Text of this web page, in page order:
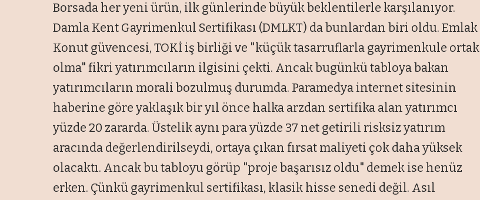
Borsada her yeni ürün, ilk günlerinde büyük beklentilerle karşılanıyor.
Damla Kent Gayrimenkul Sertifikası (DMLKT) da bunlardan biri oldu. Emlak
Konut güvencesi, TOKİ iş birliği ve "küçük tasarruflarla gayrimenkule ortak
olma" fikri yatırımcıların ilgisini çekti. Ancak bugünkü tabloya bakan
yatırımcıların morali bozulmuş durumda. Paramedya internet sitesinin
haberine göre yaklaşık bir yıl önce halka arzdan sertifika alan yatırımcı
yüzde 20 zararda. Üstelik aynı para yüzde 37 net getirili risksiz yatırım
aracında değerlendirilseydi, ortaya çıkan fırsat maliyeti çok daha yüksek
olacaktı. Ancak bu tabloyu görüp "proje başarısız oldu" demek ise henüz
erken. Çünkü gayrimenkul sertifikası, klasik hisse senedi değil. Asıl